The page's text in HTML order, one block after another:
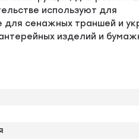
используют для
для сенажных траншей и
изделий и